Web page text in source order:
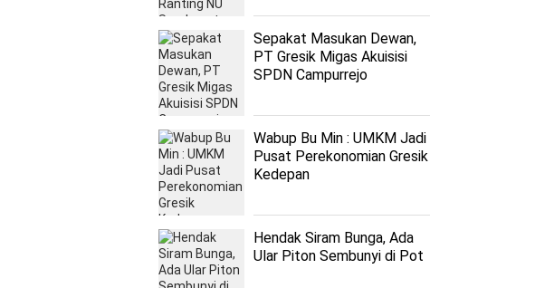
Sepakat Masukan Dewan,
PT Gresik Migas Akuisisi
SPDN Campurrejo
Wabup Bu Min : UMKM Jadi
Pusat Perekonomian Gresik
Kedepan
Hendak Siram Bunga, Ada
Ular Piton Sembunyi di Pot